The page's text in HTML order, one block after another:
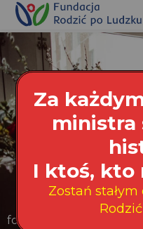
Przewiń
treści
fot. Paulina Splechta
Za
ministra
I ktoś, kto
Zostań